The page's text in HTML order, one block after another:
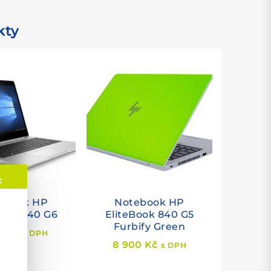
HP
840 G6
s DPH
Notebook HP
EliteBook 840 G5
Furbify Green
8 900 Kč s DPH